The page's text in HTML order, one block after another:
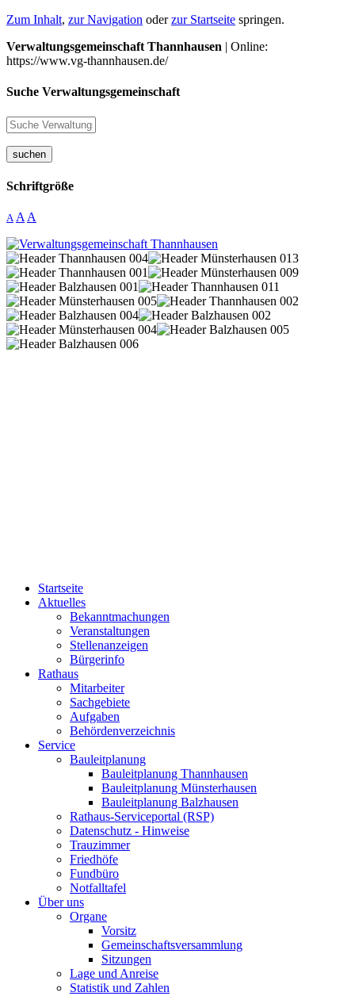
Zum Inhalt, zur Navigation oderzur Startseite springen.
Verwaltungsgemeinschaft Thannhausen | Online:
https://www.vg-thannhausen.de/
Suche Verwaltungsgemeinschaft
suchen
Schriftgröße
A A A
Startseite
Aktuelles
Bekanntmachungen
Veranstaltungen
Stellenanzeigen
Bürgerinfo
Rathaus
Mitarbeiter
Sachgebiete
Aufgaben
Behördenverzeichnis
Service
Bauleitplanung
Bauleitplanung Thannhausen
Bauleitplanung Münsterhausen
Bauleitplanung Balzhausen
Rathaus-Serviceportal (RSP)
Datenschutz - Hinweise
Trauzimmer
Friedhöfe
Fundbüro
Notfalltafel
Über uns
Organe
Vorsitz
Gemeinschaftsversammlung
Sitzungen
Lage und Anreise
Statistik und Zahlen